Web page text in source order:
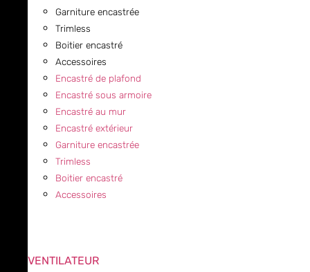
Garniture encastrée
Trimless
Boitier encastré
Accessoires
Encastré de plafond
Encastré sous armoire
Encastré au mur
Encastré extérieur
Garniture encastrée
Trimless
Boitier encastré
Accessoires
VENTILATEUR